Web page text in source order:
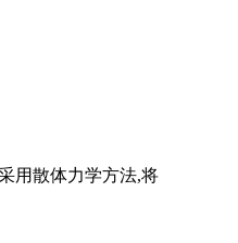
用散体力学方法,将